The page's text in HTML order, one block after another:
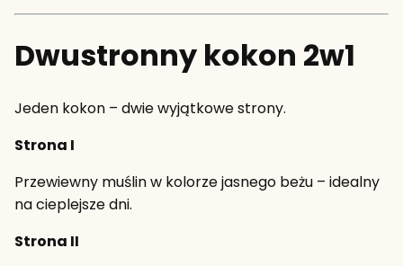
Dwustronny kokon 2w1
Jeden kokon – dwie wyjątkowe strony.
Strona I
Przewiewny muślin w kolorze jasnego beżu – idealny
na cieplejsze dni.
Strona II